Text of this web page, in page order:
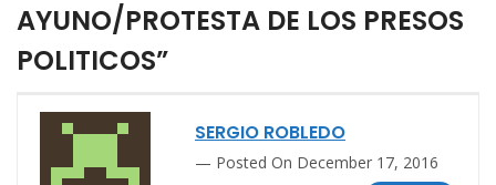
AYUNO/PROTESTA DE LOS PRESOS
POLITICOS”
SERGIO ROBLEDO
Posted On December 17, 2016